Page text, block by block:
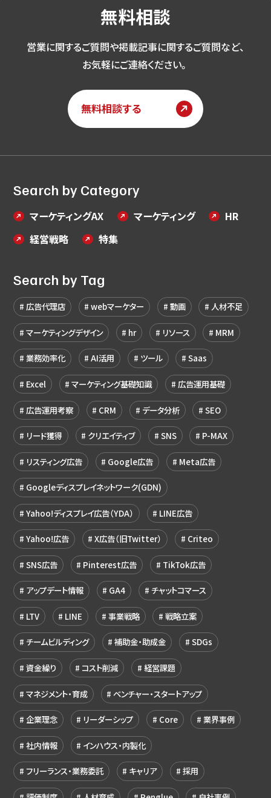
無料相談
営業に関するご質問や掲載記事に関するご質問など、
お気軽にご連絡ください。
無料相談する
Search by Category
マーケティングAX マーケティング
HR
経営戦略
特集
Search by Tag
広告代理店 webマーケター 動画 人材不足
マーケティングデザイン hr リソース MRM
業務効率化 AI活用 ツール Saas
Excel マーケティング基礎知識 広告運用基礎
広告運用考察 CRM データ分析 SEO
リード獲得 クリエイティブ SNS P-MAX
リスティング広告 Google広告 Meta広告
Googleディスプレイネットワーク(GDN)
Yahoo!ディスプレイ広告（YDA） LINE広告
Yahoo!広告 X広告（旧Twitter） Criteo
SNS広告 Pinterest広告 TikTok広告
アップデート情報 GA4 チャットコマース
LTV LINE 事業戦略 戦略立案
チームビルディング 補助金・助成金 SDGs
資金繰り コスト削減 経営課題
マネジメント・育成 ベンチャー・スタートアップ
企業理念 リーダーシップ Core 業界事例
社内情報 インハウス・内製化
フリーランス・業務委託 キャリア 採用